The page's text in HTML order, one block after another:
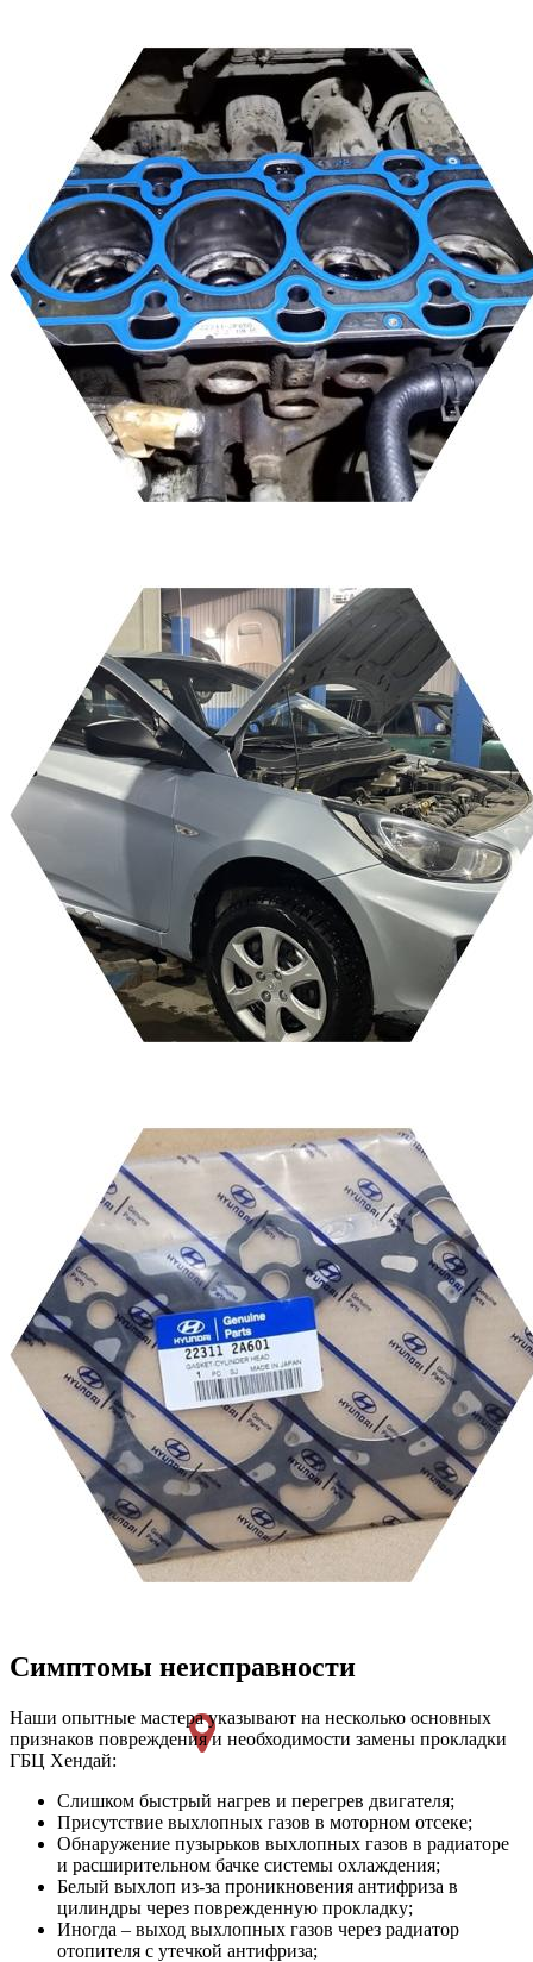
Симптомы неисправности
Наши опытные мастера указывают на несколько основных
признаков повреждения и необходимости замены прокладки
ГБЦ Хендай:
Слишком быстрый нагрев и перегрев двигателя;
Присутствие выхлопных газов в моторном отсеке;
Обнаружение пузырьков выхлопных газов в радиаторе
и расширительном бачке системы охлаждения;
Белый выхлоп из-за проникновения антифриза в
цилиндры через поврежденную прокладку;
Иногда – выход выхлопных газов через радиатор
отопителя с утечкой антифриза;